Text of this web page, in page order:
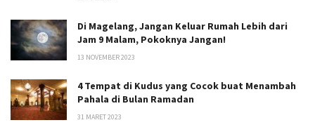
Di Magelang, Jangan Keluar Rumah Lebih dari
Jam 9 Malam, Pokoknya Jangan!
13 NOVEMBER 2023
4 Tempat di Kudus yang Cocok buat Menambah
Pahala di Bulan Ramadan
31 MARET 2023